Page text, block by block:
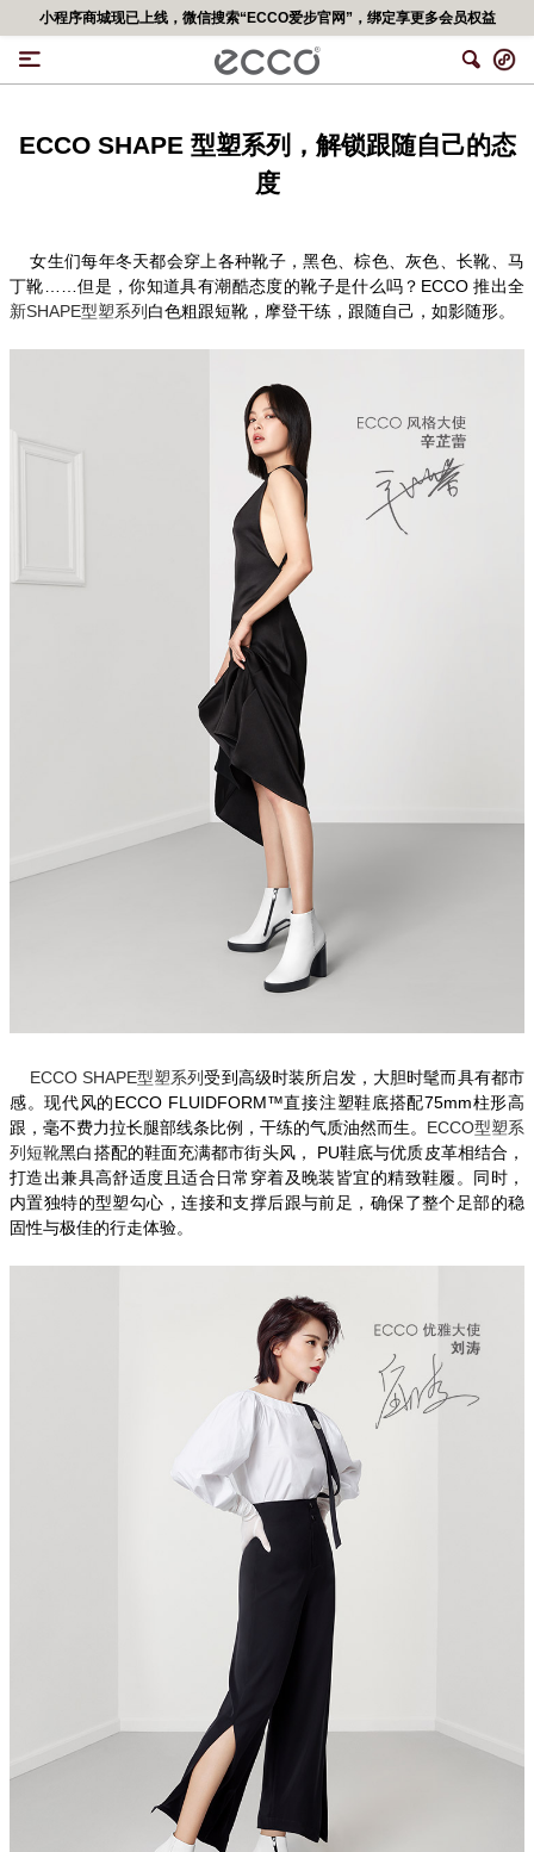
ECCO SHAPE 型塑系列，解锁跟随自己的态
度
女生们每年冬天都会穿上各种靴子，黑色、棕色、灰色、长靴、马
丁靴……但是，你知道具有潮酷态度的靴子是什么吗？ ECCO推出全
新SHAPE型塑系列 白色粗跟短靴，摩登干练，跟随自己，如影随形。
ECCO SHAPE型塑系列受到高级时装所启发，大胆时髦而具有都市
感。现代风的ECCO FLUIDFORM™直接注塑鞋底搭配75mm柱形高
跟，毫不费力拉长腿部线条比例，干练的气质油然而生。 ECCO型塑系
列短靴黑白搭配的鞋面充满都市街头风， PU鞋底与优质皮革相结合，
打造出兼具高舒适度且适合日常穿着及晚装皆宜的精致鞋履。同时，
内置独特的型塑勾心，连接和支撑后跟与前足，确保了整个足部的稳
固性与极佳的行走体验。
小程序商城现已上线，微信搜索“ECCO爱步官网”，绑定享更多会员权益